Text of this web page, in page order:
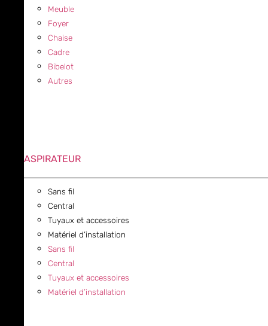
Meuble
Foyer
Chaise
Cadre
Bibelot
Autres
ASPIRATEUR
Sans fil
Central
Tuyaux et accessoires
Matériel d’installation
Sans fil
Central
Tuyaux et accessoires
Matériel d’installation